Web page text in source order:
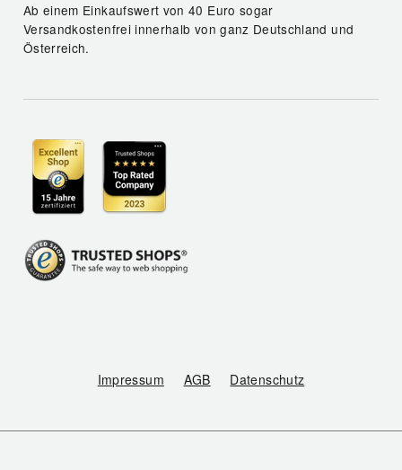
Ab einem Einkaufswert von 40 Euro sogar
Versandkostenfrei innerhalb von ganz Deutschland und
Österreich.
Impressum AGB Datenschutz